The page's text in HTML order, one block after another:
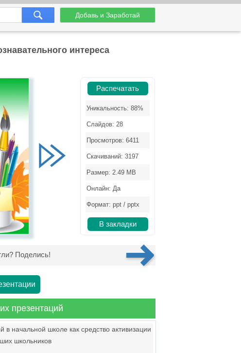
Добавь и Заработай
интереса
Распечатать
Уникальность: 88%
Слайдов: 28
Просмотров: 6411
Скачиваний: 3197
Размер: 2.49 MB
Онлайн: Да
Формат: ppt / pptx
В закладки
Поделись!
презентаций
в начальной школе как средство активизации
школьников